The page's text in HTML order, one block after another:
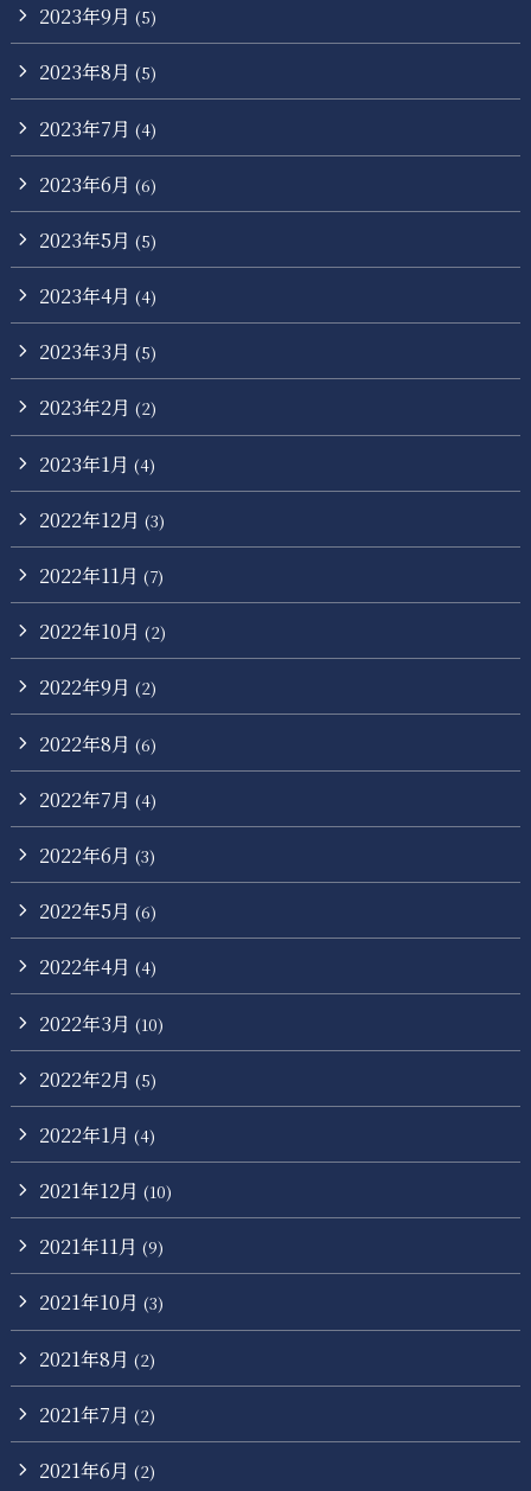
2023年9月 (5)
2023年8月 (5)
2023年7月 (4)
2023年6月 (6)
2023年5月 (5)
2023年4月 (4)
2023年3月 (5)
2023年2月 (2)
2023年1月 (4)
2022年12月 (3)
2022年11月 (7)
2022年10月 (2)
2022年9月 (2)
2022年8月 (6)
2022年7月 (4)
2022年6月 (3)
2022年5月 (6)
2022年4月 (4)
2022年3月 (10)
2022年2月 (5)
2022年1月 (4)
2021年12月 (10)
2021年11月 (9)
2021年10月 (3)
2021年8月 (2)
2021年7月 (2)
2021年6月 (2)